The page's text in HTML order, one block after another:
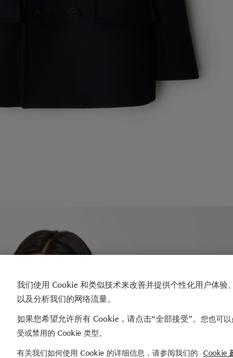
我们使用 Cookie 和类似技术来改善并提供个性化用户体验
以及分析我们的网络流量。
如果您希望允许所有 Cookie，请点击“全部接受”。 您也可以
受或禁用的 Cookie 类型。
有关我们如何使用 Cookie 的详细信息，请参阅我们的 Cookie